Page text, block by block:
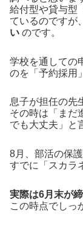
給付型や貸与型
ているのですが
い のです。
学校を通しての
のを「予約採用
息子が担任の先
その時は「まだ
でも大丈夫」と
8月、部活の保
すでに「スカラ
実際は6月末が
この時点でしっ